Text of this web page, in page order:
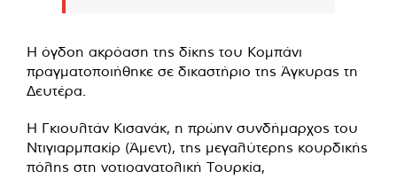
Η όγδοη ακρόαση της δίκης του Κομπάνι
πραγματοποιήθηκε σε δικαστήριο της Άγκυρας τη
Δευτέρα.
Η Γκιουλτάν Κισανάκ, η πρώην συνδήμαρχος του
Ντιγιαρμπακίρ (Άμεντ), της μεγαλύτερης κουρδικής
πόλης στη νοτιοανατολική Τουρκία,